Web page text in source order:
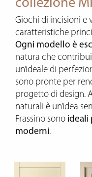
collezione
Giochi di incisioni e
caratteristiche
Ogni modello è
natura che
un’ideale di
sono pronte per
progetto di design.
naturali è un’idea
Frassino sono ideali
moderni.